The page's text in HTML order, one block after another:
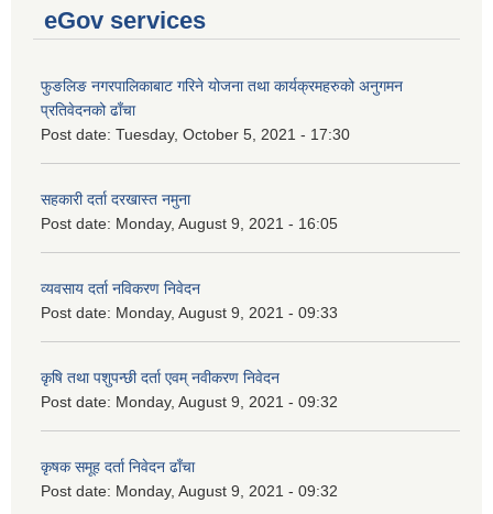
eGov services
फुङलिङ नगरपालिकाबाट गरिने योजना तथा कार्यक्रमहरुको अनुगमन
प्रतिवेदनको ढाँचा
Post date: Tuesday, October 5, 2021 - 17:30
सहकारी दर्ता दरखास्त नमुना
Post date: Monday, August 9, 2021 - 16:05
व्यवसाय दर्ता नविकरण निवेदन
Post date: Monday, August 9, 2021 - 09:33
कृषि तथा पशुपन्छी दर्ता एवम् नवीकरण निवेदन
Post date: Monday, August 9, 2021 - 09:32
कृषक समूह दर्ता निवेदन ढाँचा
Post date: Monday, August 9, 2021 - 09:32